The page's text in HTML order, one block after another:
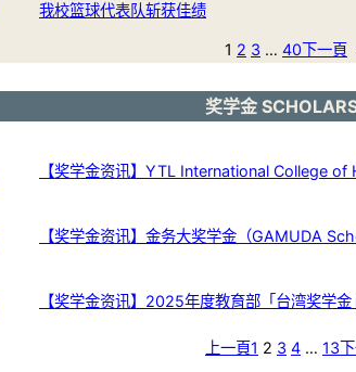
我校篮球代表队斩获佳绩
1 2 3 … 40下一頁
奖学金
【奖学金资讯】YTL International College
【奖学金资讯】金务大奖学金（GAMUDA
【奖学金资讯】2025年度教育部「台湾奖学
上一頁1 2 3 4 … 13